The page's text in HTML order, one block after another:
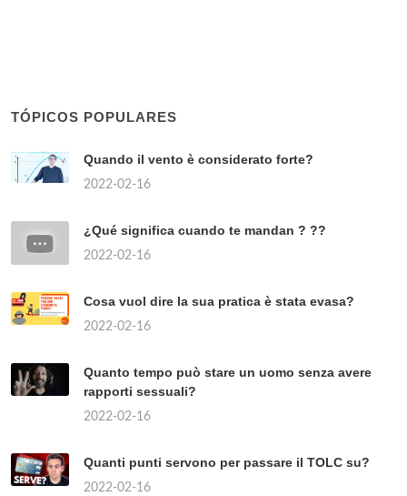
TÓPICOS POPULARES
Quando il vento è considerato forte?
2022-02-16
¿Qué significa cuando te mandan ? ??
2022-02-16
Cosa vuol dire la sua pratica è stata evasa?
2022-02-16
Quanto tempo può stare un uomo senza avere
rapporti sessuali?
2022-02-16
Quanti punti servono per passare il TOLC su?
2022-02-16